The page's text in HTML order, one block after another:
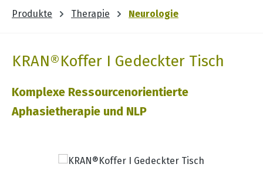
Produkte Therapie Neurologie
KRAN®Koffer I Gedeckter Tisch
Komplexe Ressourcenorientierte
Aphasietherapie und NLP
Bildergalerie überspringen